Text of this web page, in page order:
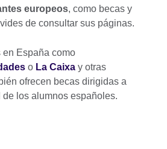
europeos, como becas y
de consultar sus páginas.
España como
o La Caixa y otras
ofrecen becas dirigidas a
los alumnos españoles.